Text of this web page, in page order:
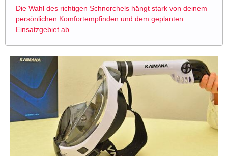
Die Wahl des richtigen Schnorchels hängt stark von deinem
persönlichen Komfortempfinden und dem geplanten
Einsatzgebiet ab.